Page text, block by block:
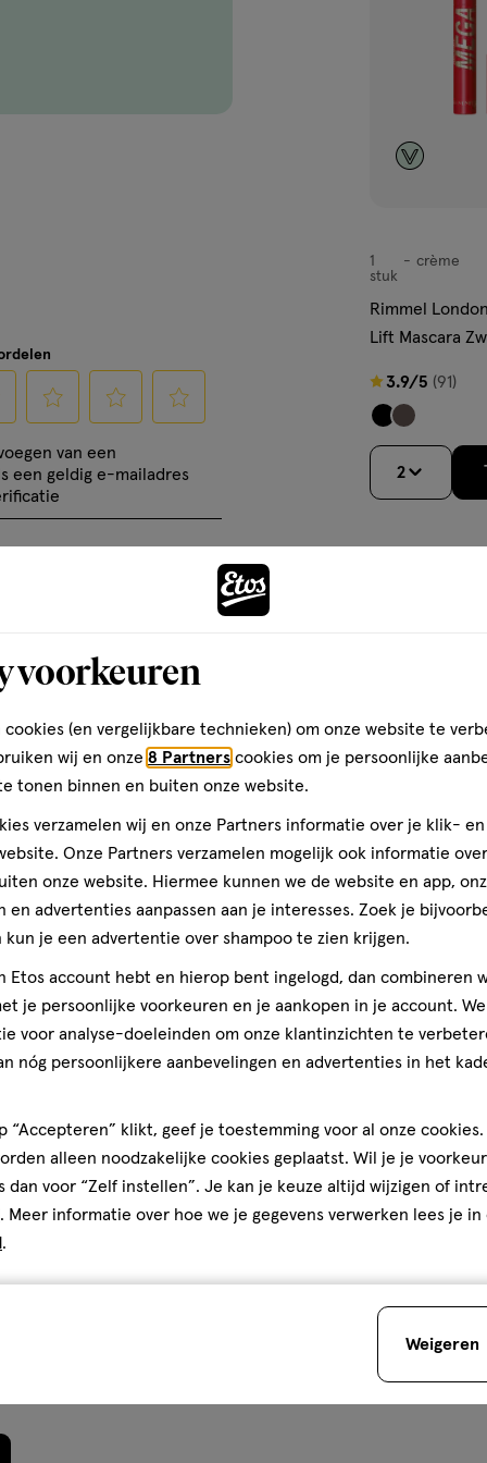
waterproof?
helpt uitlopen, vlekken en
te klonteren, schilferen of uit
om
het
artikel
te
sterren.
open
je
om
artikel
te
sterren.
open
om
artikel
te
beoordelen
sterren.
open
je
een
van een
een geldig e-mailadres
op Recentste
Kwaliteit
Prijs
Prijs, 1.0 van 5
1.0
Gebruiksgemak, 1.0 van 5
crème
1
stuk
crème
Rimmel
Lift Mascara
3.9/5 (91)
3.9
van
sterren
op
van
2
Maak
voorkeuren
cookies (en vergelijkbare technieken) om onze website te
wij en onze 8 Partners cookies om je persoonlijke
tonen binnen en buiten onze website.
verzamelen wij en onze Partners informatie over je klik-
Onze Partners verzamelen mogelijk ook informatie
onze website. Hiermee kunnen we de website en app,
en advertenties aanpassen aan je interesses. Zoek je
kun je een advertentie over shampoo te zien krijgen.
Etos account hebt en hierop bent ingelogd, dan combineren
je persoonlijke voorkeuren en je aankopen in je account.
voor analyse-doeleinden om onze klantinzichten te
nóg persoonlijkere aanbevelingen en advertenties in het
“Accepteren” klikt, geef je toestemming voor al onze cookies.
alleen noodzakelijke cookies geplaatst. Wil je je
dan voor “Zelf instellen”. Je kan je keuze altijd wijzigen of
. Meer informatie over hoe we je gegevens verwerken lees je in
.
Weigeren